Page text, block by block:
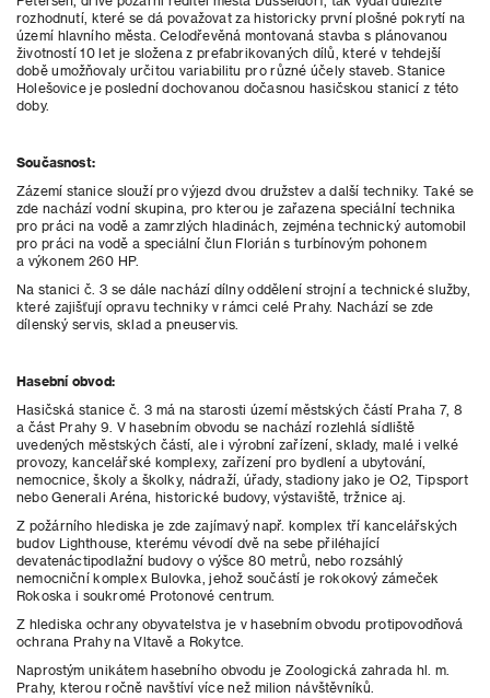
rozhodnutí, které se dá považovat za historicky první plošné pokrytí na
území hlavního města. Celodřevěná montovaná stavba s plánovanou
životností 10 let je složena z prefabrikovaných dílů, které v tehdejší
době umožňovaly určitou variabilitu pro různé účely staveb. Stanice
Holešovice je poslední dochovanou dočasnou hasičskou stanicí z této
doby.
Současnost:
Zázemí stanice slouží pro výjezd dvou družstev a další techniky. Také se
zde nachází vodní skupina, pro kterou je zařazena speciální technika
pro práci na vodě a zamrzlých hladinách, zejména technický automobil
pro práci na vodě a speciální člun Florián s turbínovým pohonem
a výkonem 260 HP.
Na stanici č. 3 se dále nachází dílny oddělení strojní a technické služby,
které zajišťují opravu techniky v rámci celé Prahy. Nachází se zde
dílenský servis, sklad a pneuservis.
Hasební obvod:
Hasičská stanice č. 3 má na starosti území městských částí Praha 7, 8
a část Prahy 9. V hasebním obvodu se nachází rozlehlá sídliště
uvedených městských částí, ale i výrobní zařízení, sklady, malé i velké
provozy, kancelářské komplexy, zařízení pro bydlení a ubytování,
nemocnice, školy a školky, nádraží, úřady, stadiony jako je O2, Tipsport
nebo Generali Aréna, historické budovy, výstaviště, tržnice aj.
Z požárního hlediska je zde zajímavý např. komplex tří kancelářských
budov Lighthouse, kterému vévodí dvě na sebe přiléhající
devatenáctipodlažní budovy o výšce 80 metrů, nebo rozsáhlý
nemocniční komplex Bulovka, jehož součástí je rokokový zámeček
Rokoska i soukromé Protonové centrum.
Z hlediska ochrany obyvatelstva je v hasebním obvodu protipovodňová
ochrana Prahy na Vltavě a Rokytce.
Naprostým unikátem hasebního obvodu je Zoologická zahrada hl. m.
Prahy, kterou ročně navštíví více než milion návštěvníků.